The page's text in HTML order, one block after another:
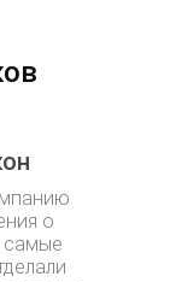
о
самые